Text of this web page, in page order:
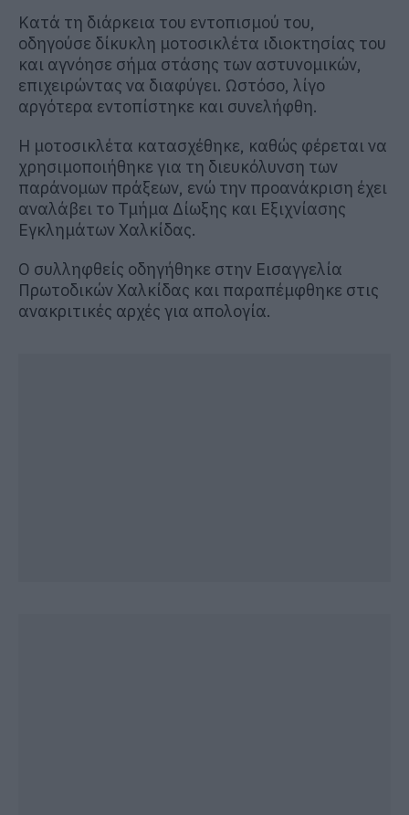
Κατά τη διάρκεια του εντοπισμού του,
οδηγούσε δίκυκλη μοτοσικλέτα ιδιοκτησίας του
και αγνόησε σήμα στάσης των αστυνομικών,
επιχειρώντας να διαφύγει. Ωστόσο, λίγο
αργότερα εντοπίστηκε και συνελήφθη.
Η μοτοσικλέτα κατασχέθηκε, καθώς φέρεται να
χρησιμοποιήθηκε για τη διευκόλυνση των
παράνομων πράξεων, ενώ την προανάκριση έχει
αναλάβει το Τμήμα Δίωξης και Εξιχνίασης
Εγκλημάτων Χαλκίδας.
Ο συλληφθείς οδηγήθηκε στην Εισαγγελία
Πρωτοδικών Χαλκίδας και παραπέμφθηκε στις
ανακριτικές αρχές για απολογία.